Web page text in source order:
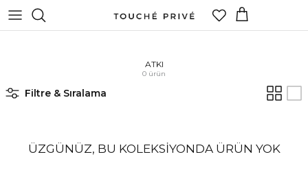
atla
ATKI
0 ürün
Filtre & Sıralama
ÜZGÜNÜZ, BU KOLEKSIYONDA ÜRÜN YOK